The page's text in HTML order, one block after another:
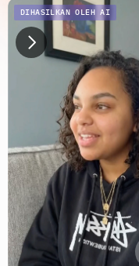
DIHASILKAN OLEH AI